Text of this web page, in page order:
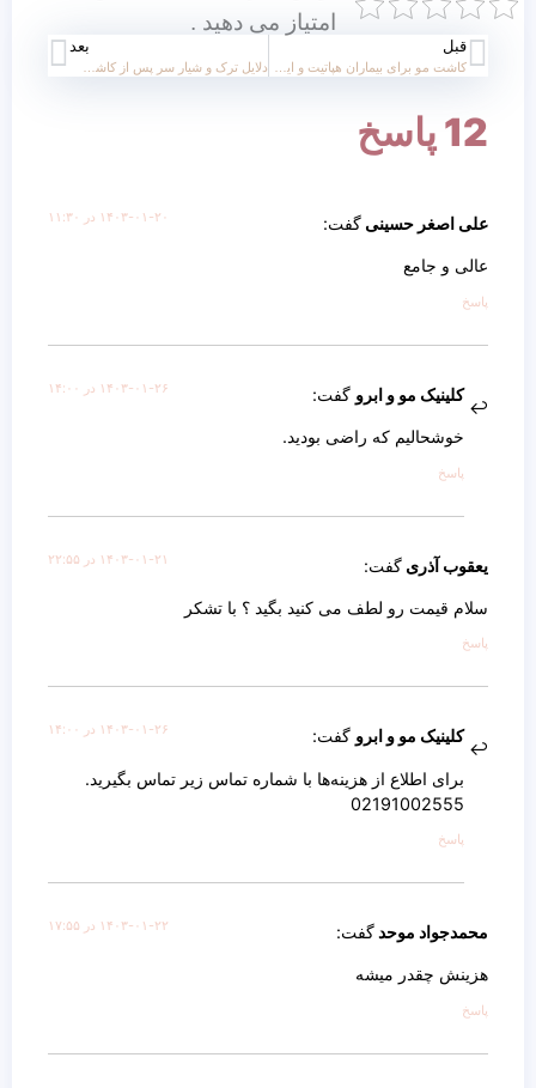
امتیاز می دهید .
قبل بعد
12 پاسخ
علی اصغر حسینی گفت: ۱۴۰۳-۰۱-۲۰ در ۱۱:۳۰
عالی و جامع
پاسخ
کلینیک مو و ابرو گفت: ۱۴۰۳-۰۱-۲۶ در ۱۴:۰۰
خوشحالیم که راضی بودید.
پاسخ
یعقوب آذری گفت: ۱۴۰۳-۰۱-۲۱ در ۲۲:۵۵
سلام قیمت رو لطف می کنید بگید ؟ با تشکر
پاسخ
کلینیک مو و ابرو گفت: ۱۴۰۳-۰۱-۲۶ در ۱۴:۰۰
برای اطلاع از هزینه‌ها با شماره تماس زیر تماس بگیرید.
02191002555
پاسخ
محمدجواد موحدگفت: ۱۴۰۳-۰۱-۲۲ در ۱۷:۵۵
هزینش چقدر میشه
پاسخ